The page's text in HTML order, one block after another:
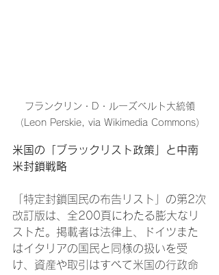
フランクリン・D・ルーズベルト大統領
（Leon Perskie, via Wikimedia Commons）
米国の「ブラックリスト政策」と中南
米封鎖戦略
「特定封鎖国民の布告リスト」の第2次
改訂版は、全200頁にわたる膨大なリ
ストだ。掲載者は法律上、ドイツまた
はイタリアの国民と同様の扱いを受
け、資産や取引はすべて米国の行政命